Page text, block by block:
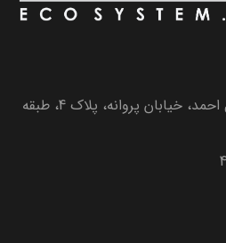
تهران، بزرگراه جلال آل احمد، خیابان پروانه، پلاک 4، طبقه